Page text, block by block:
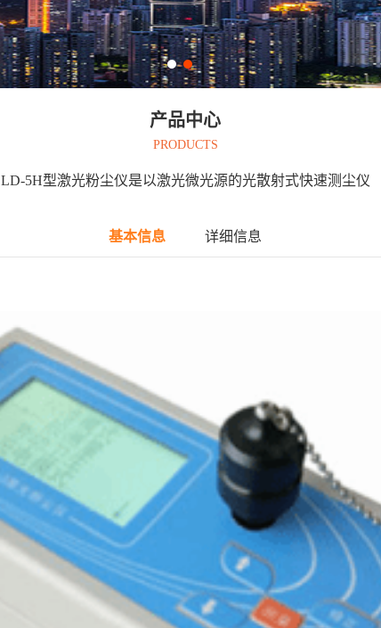
产品中心
PRODUCTS
LD-5H型激光粉尘仪是以激光微光源的光散射式快速测尘仪
基本信息 详细信息